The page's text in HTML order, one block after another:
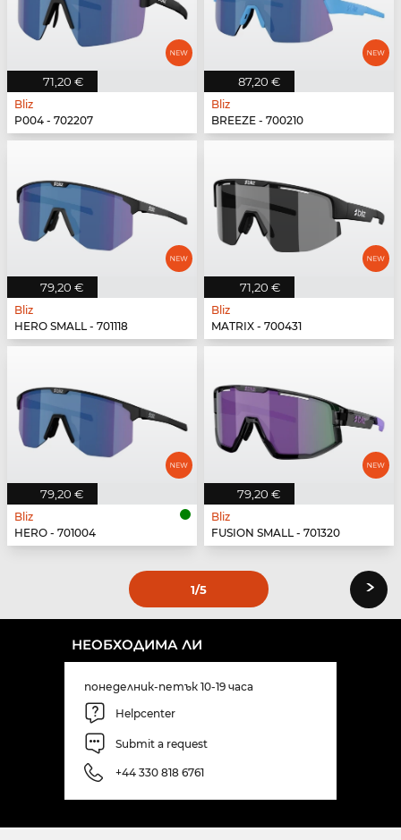
71,20 €
Bliz
P004 - 702207
87,20 €
Bliz
BREEZE - 700210
79,20 €
Bliz
HERO SMALL - 701118
71,20 €
Bliz
MATRIX - 700431
79,20 €
Bliz
HERO - 701004
79,20 €
Bliz
FUSION SMALL - 701320
1/5 ›
НЕОБХОДИМА ЛИ
понеделник-петък 10-19 часа
Helpcenter
Submit a request
+44 330 818 6761